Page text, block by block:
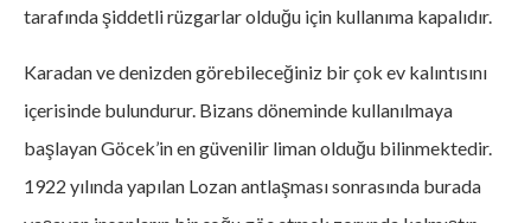
tarafında şiddetli rüzgarlar olduğu için kullanıma kapalıdır.
Karadan ve denizden görebileceğiniz bir çok ev kalıntısını
içerisinde bulundurur. Bizans döneminde kullanılmaya
başlayan Göcek’in en güvenilir liman olduğu bilinmektedir.
1922 yılında yapılan Lozan antlaşması sonrasında burada